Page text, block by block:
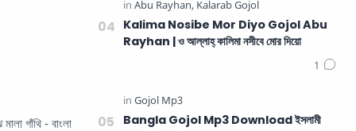
গাঁথি - বাংলা
Kalima Nosibe Mor Diyo Gojol Abu
Rayhan | ও আল্লাহ্‌ কালিমা নসীবে মোর দিয়ো
Bangla Gojol Mp3 Download ইসলামী